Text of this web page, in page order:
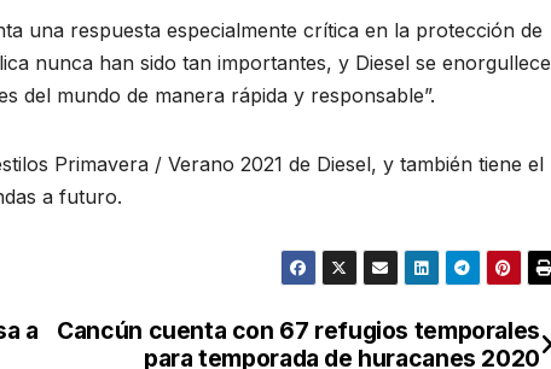
una respuesta especialmente crítica en la protección de
nunca han sido tan importantes, y Diesel se enorgullece
del mundo de manera rápida y responsable”.
Primavera / Verano 2021 de Diesel, y también tiene el
a futuro.
Cancún cuenta con 67 refugios temporales
para temporada de huracanes 2020
a